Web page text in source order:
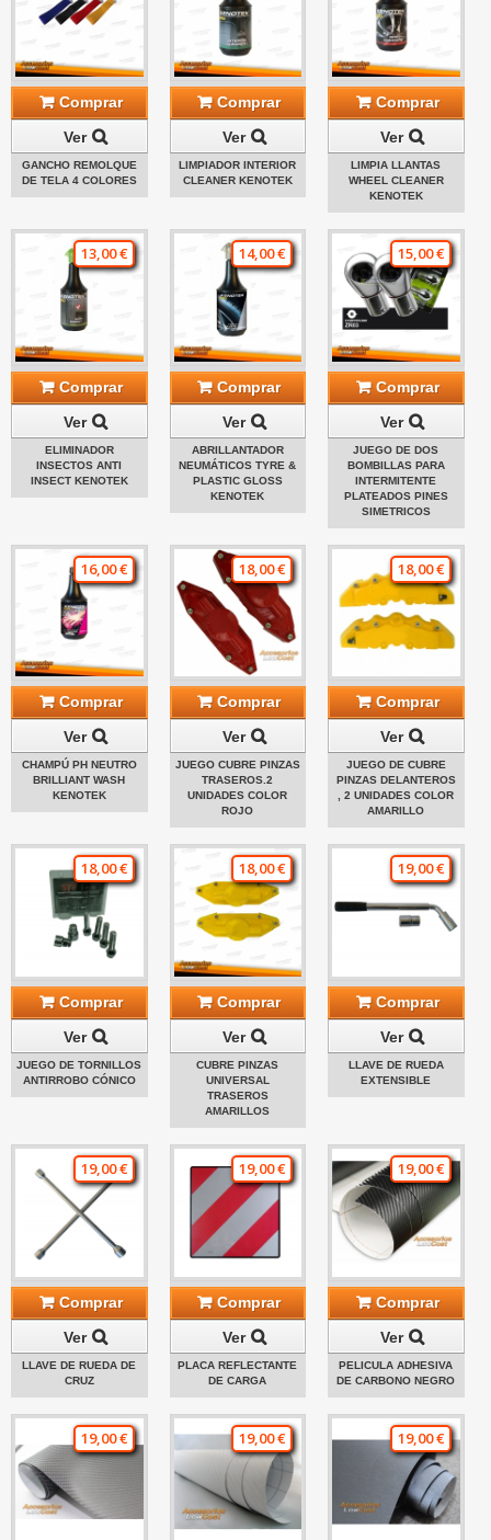
Comprar
Ver
GANCHO REMOLQUE
DE TELA 4 COLORES
Comprar
Ver
LIMPIADOR INTERIOR
CLEANER KENOTEK
Comprar
Ver
LIMPIA LLANTAS
WHEEL CLEANER
KENOTEK
13,00 €
Comprar
Ver
ELIMINADOR
INSECTOS ANTI
INSECT KENOTEK
14,00 €
Comprar
Ver
ABRILLANTADOR
NEUMÁTICOS TYRE &
PLASTIC GLOSS
KENOTEK
15,00 €
Comprar
Ver
JUEGO DE DOS
BOMBILLAS PARA
INTERMITENTE
PLATEADOS PINES
SIMETRICOS
16,00 €
Comprar
Ver
CHAMPÚ PH NEUTRO
BRILLIANT WASH
KENOTEK
18,00 €
Comprar
Ver
JUEGO CUBRE PINZAS
TRASEROS.2
UNIDADES COLOR
ROJO
18,00 €
Comprar
Ver
JUEGO DE CUBRE
PINZAS DELANTEROS
, 2 UNIDADES COLOR
AMARILLO
18,00 €
Comprar
Ver
JUEGO DE TORNILLOS
ANTIRROBO CÓNICO
18,00 €
Comprar
Ver
CUBRE PINZAS
UNIVERSAL
TRASEROS
AMARILLOS
19,00 €
Comprar
Ver
LLAVE DE RUEDA
EXTENSIBLE
19,00 €
Comprar
Ver
LLAVE DE RUEDA DE
CRUZ
19,00 €
Comprar
Ver
PLACA REFLECTANTE
DE CARGA
19,00 €
Comprar
Ver
PELICULA ADHESIVA
DE CARBONO NEGRO
19,00 € 19,00 € 19,00 €